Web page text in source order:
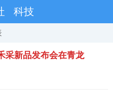
科技
采新品发布会在青龙